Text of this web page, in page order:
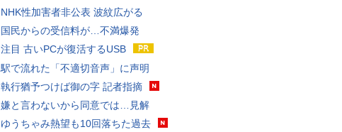
NHK性加害者非公表 波紋広がる
国民からの受信料が…不満爆発
注目 古いPCが復活するUSB
駅で流れた「不適切音声」に声明
執行猶予つけば御の字 記者指摘
嫌と言わないから同意では…見解
ゆうちゃみ熱望も10回落ちた過去